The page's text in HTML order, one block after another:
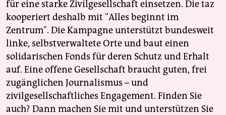
für eine starke Zivilgesellschaft einsetzen. Die taz
kooperiert deshalb mit "Alles beginnt im
Zentrum". Die Kampagne unterstützt bundesweit
linke, selbstverwaltete Orte und baut einen
solidarischen Fonds für deren Schutz und Erhalt
auf. Eine offene Gesellschaft braucht guten, frei
zugänglichen Journalismus – und
zivilgesellschaftliches Engagement. Finden Sie
auch? Dann machen Sie mit und unterstützen Sie